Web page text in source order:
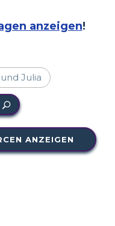
anzeigen!
ANZEIGEN